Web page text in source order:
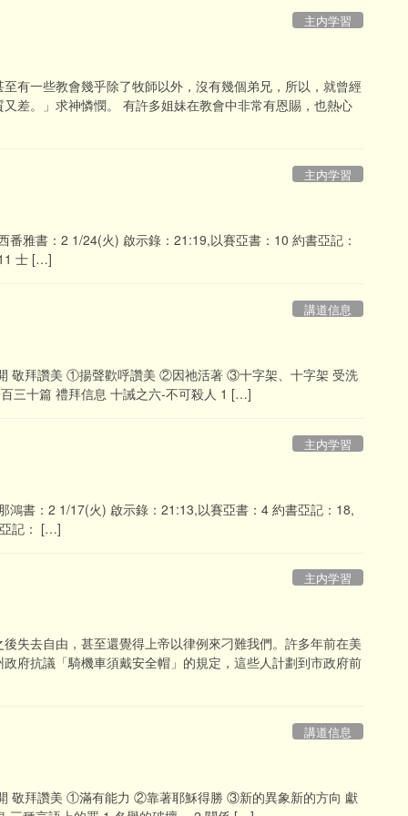
主内学習
有一些教會幾乎除了牧師以外，沒有幾個弟兄，所以，就曾經
差。」求神憐憫。 有許多姐妹在教會中非常有恩賜，也熱心
主内学習
雅書：2 1/24(火) 啟示錄：21:19,以賽亞書：10 約書亞記：
士 […]
講道信息
敬拜讚美 ①揚聲歡呼讚美 ②因祂活著 ③十字架、十字架 受洗
三十篇 禮拜信息 十誡之六-不可殺人 1 […]
主内学習
書：2 1/17(火) 啟示錄：21:13,以賽亞書：4 約書亞記：18,
記： […]
主内学習
失去自由，甚至還覺得上帝以律例來刁難我們。許多年前在美
府抗議「騎機車須戴安全帽」的規定，這些人計劃到市政府前
講道信息
敬拜讚美 ①滿有能力 ②靠著耶穌得勝 ③新的異象新的方向 獻